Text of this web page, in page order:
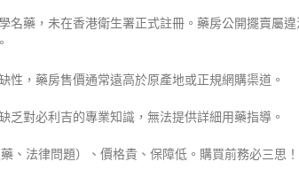
名藥，未在香港衛生署正式註冊。藥房公開擺賣屬
性，藥房售價通常遠高於原產地或正規網購渠道。
乏對必利吉的專業知識，無法提供詳細用藥指導。
、法律問題）、價格貴、保障低。購買前務必三思